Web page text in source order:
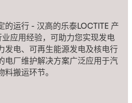
的运行 - 汉高的乐泰LOCTITE 产
应用经验，可助力您实现发电
发电、可再生能源发电及核电行
电厂维护解决方案广泛应用于汽
料搬运环节。